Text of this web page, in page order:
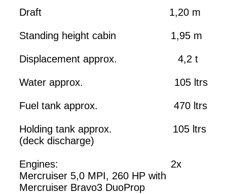
Draft 1,20 m
Standing height cabin 1,95 m
Displacement approx. 4,2 t
Water approx. 105 ltrs
Fuel tank approx. 470 ltrs
Holding tank approx. 105 ltrs
(deck discharge)
Engines: 2x
Mercruiser 5,0 MPI, 260 HP with
Mercruiser Bravo3 DuoProp